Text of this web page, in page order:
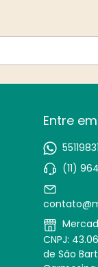
Entre
(11)
CNPJ:
de São